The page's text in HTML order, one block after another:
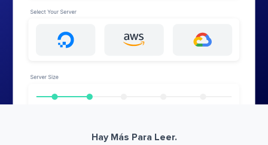
Hay Más Para Leer.